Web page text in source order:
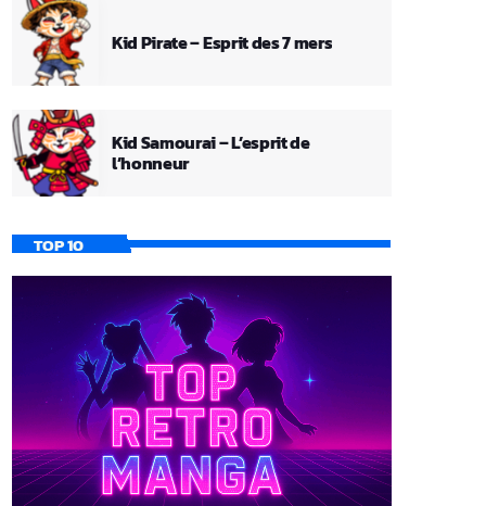
Kid Pirate – Esprit des 7 mers
Kid Samourai – L’esprit de
l’honneur
TOP 10